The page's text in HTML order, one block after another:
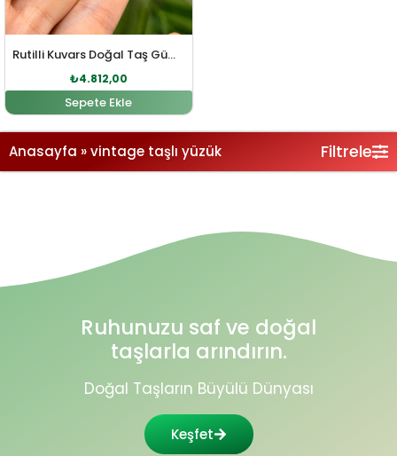
Rutilli Kuvars Doğal Taş Gümüş Yüzük
₺4.812,00
Sepete Ekle
Anasayfa »vintage taşlı yüzük Filtrele
Ruhunuzu saf ve doğal
taşlarla arındırın.
Doğal Taşların Büyülü Dünyası
Keşfet